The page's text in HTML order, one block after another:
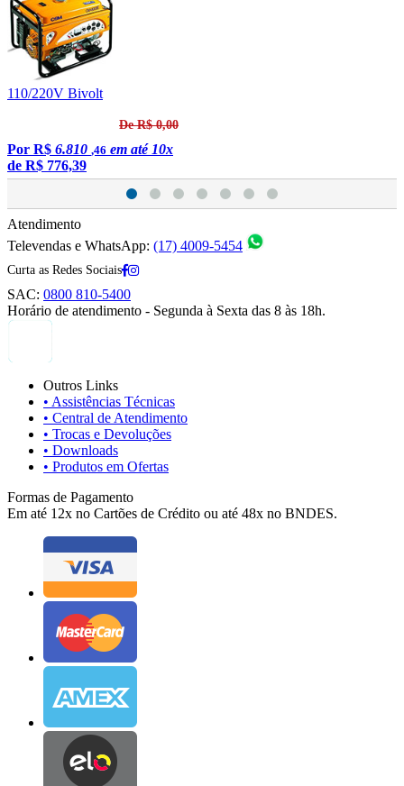
110/220V Bivolt
De R$ 0,00
Por R$ 6.810 ,46 em até 10x
de R$ 776,39
Atendimento
Televendas e WhatsApp: (17) 4009-5454
Curta as Redes Sociais
SAC: 0800 810-5400
Horário de atendimento - Segunda à Sexta das 8 às 18h.
Outros Links
• Assistências Técnicas
• Central de Atendimento
• Trocas e Devoluções
• Downloads
• Produtos em Ofertas
Formas de Pagamento
Em até 12x no Cartões de Crédito ou até 48x no BNDES.